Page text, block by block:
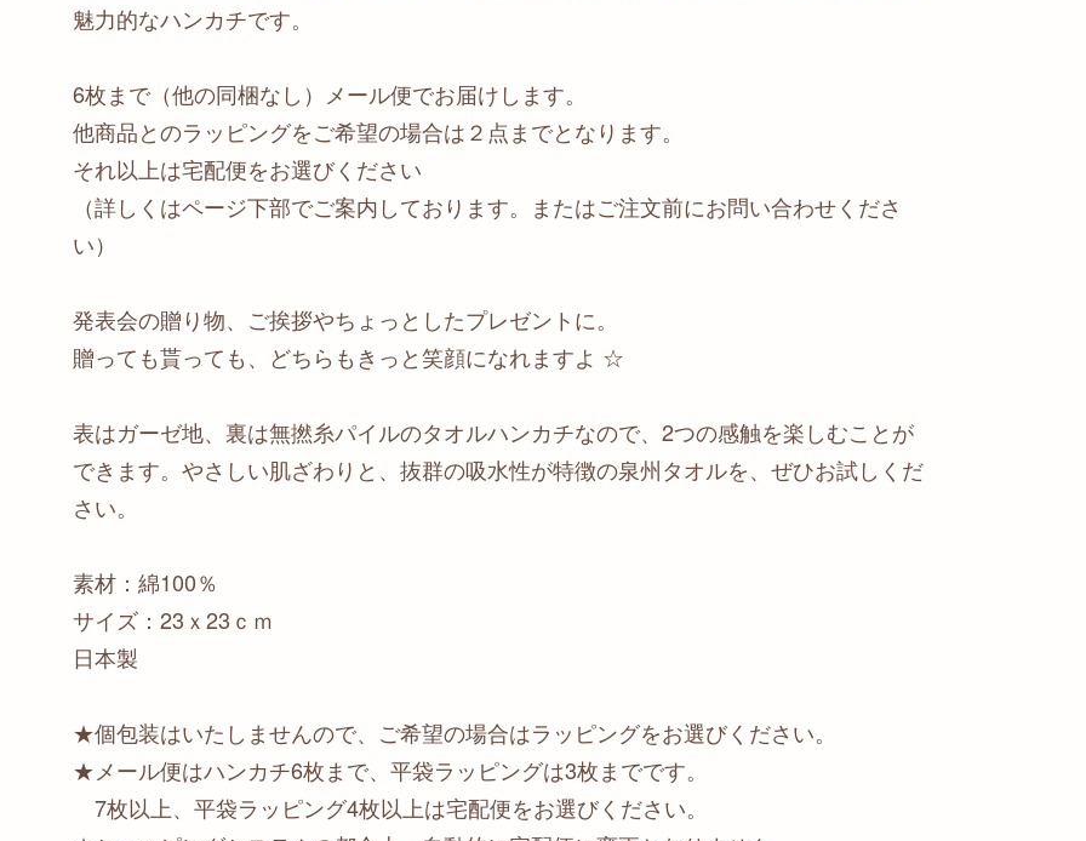
魅力的なハンカチです。
6枚まで（他の同梱なし）メール便でお届けします。
他商品とのラッピングをご希望の場合は２点までとなります。
それ以上は宅配便をお選びください
（詳しくはページ下部でご案内しております。またはご注文前にお問い合わせくださ
い）
発表会の贈り物、ご挨拶やちょっとしたプレゼントに。
贈っても貰っても、どちらもきっと笑顔になれますよ ☆
表はガーゼ地、裏は無撚糸パイルのタオルハンカチなので、2つの感触を楽しむことが
できます。やさしい肌ざわりと、抜群の吸水性が特徴の泉州タオルを、ぜひお試しくだ
さい。
素材：綿100％
サイズ：23ｘ23ｃｍ
日本製
★個包装はいたしませんので、ご希望の場合はラッピングをお選びください。
★メール便はハンカチ6枚まで、平袋ラッピングは3枚までです。
7枚以上、平袋ラッピング4枚以上は宅配便をお選びください。